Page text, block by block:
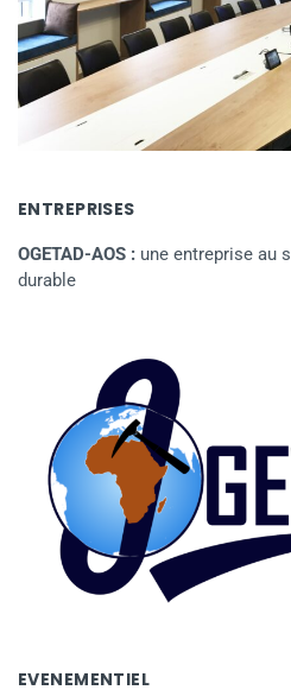
ENTREPRISES
OGETAD-AOS : une entreprise au
durable
EVENEMENTIEL